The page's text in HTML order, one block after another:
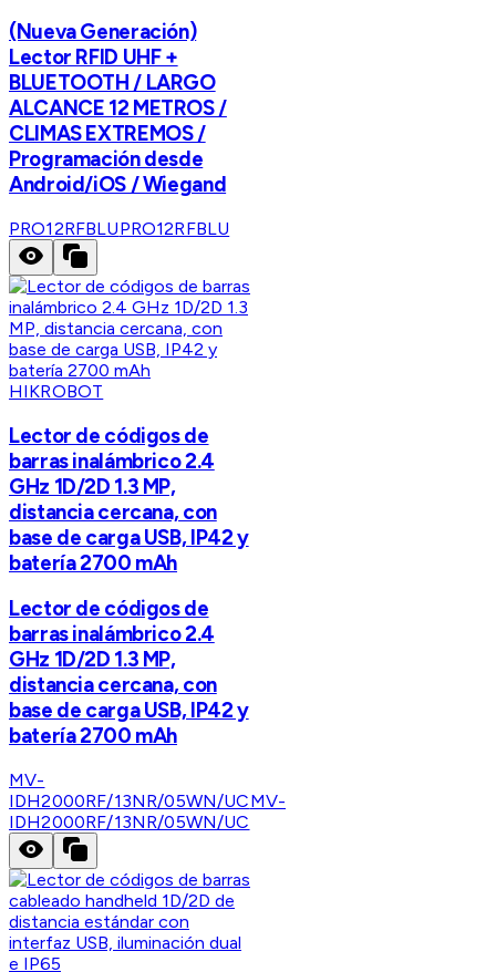
(Nueva Generación)
Lector RFID UHF +
BLUETOOTH / LARGO
ALCANCE 12 METROS /
CLIMAS EXTREMOS /
Programación desde
Android/iOS / Wiegand
PRO12RFBLUPRO12RFBLU
HIKROBOT
Lector de códigos de
barras inalámbrico 2.4
GHz 1D/2D 1.3 MP,
distancia cercana, con
base de carga USB, IP42 y
batería 2700 mAh
Lector de códigos de
barras inalámbrico 2.4
GHz 1D/2D 1.3 MP,
distancia cercana, con
base de carga USB, IP42 y
batería 2700 mAh
MV-
IDH2000RF/13NR/05WN/UCMV-
IDH2000RF/13NR/05WN/UC